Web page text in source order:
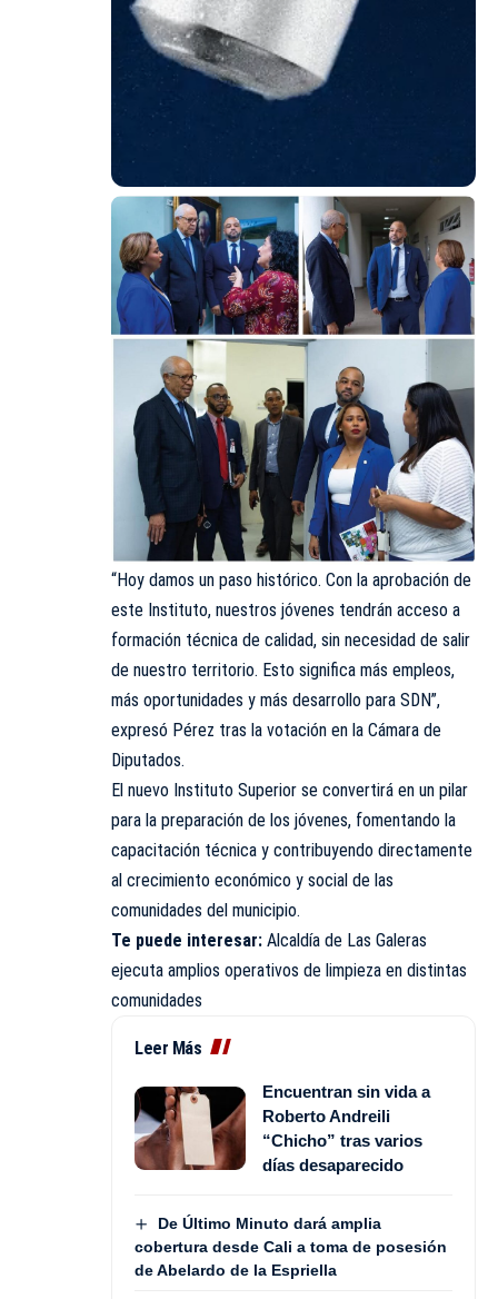
“Hoy damos un paso histórico. Con la aprobación de
este Instituto, nuestros jóvenes tendrán acceso a
formación técnica de calidad, sin necesidad de salir
de nuestro territorio. Esto significa más empleos,
más oportunidades y más desarrollo para SDN”,
expresó Pérez tras la votación en la Cámara de
Diputados.
El nuevo Instituto Superior se convertirá en un pilar
para la preparación de los jóvenes, fomentando la
capacitación técnica y contribuyendo directamente
al crecimiento económico y social de las
comunidades del municipio.
Te puede interesar: Alcaldía de Las Galeras
ejecuta amplios operativos de limpieza en distintas
comunidades
Leer Más
Encuentran sin vida a
Roberto Andreili
“Chicho” tras varios
días desaparecido
De Último Minuto dará amplia
cobertura desde Cali a toma de posesión
de Abelardo de la Espriella